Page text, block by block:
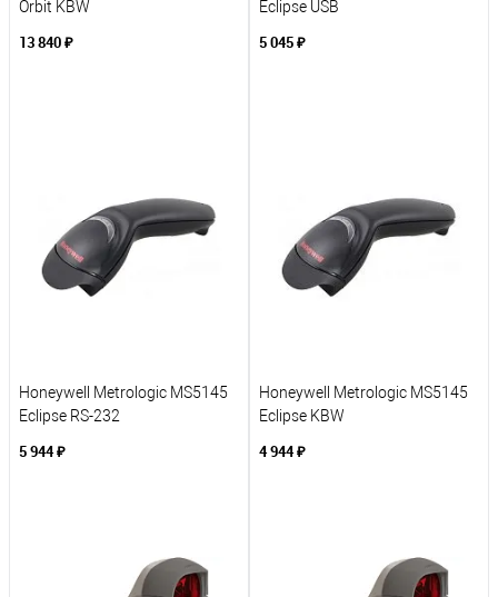
Orbit KBW
13 840 ₽
В избранное
Под заказ
Eclipse USB
5 045 ₽
В избранное
Под заказ
Honeywell Metrologic MS5145
Eclipse RS-232
5 944 ₽
Honeywell Metrologic MS5145
Eclipse KBW
4 944 ₽